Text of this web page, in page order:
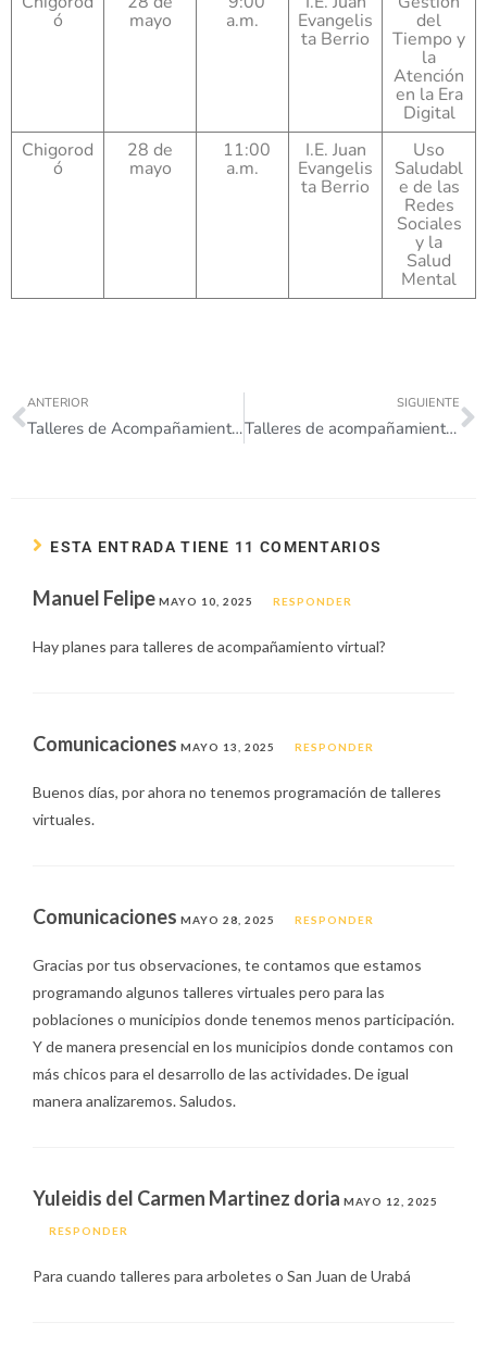
ó mayo a.m. Evangelis
ta Berrio
del
Tiempo y
la
Atención
en la Era
Digital
Chigorod
ó
28 de
mayo
11:00
a.m.
I.E. Juan
Evangelis
ta Berrio
Uso
Saludabl
e de las
Redes
Sociales
y la
Salud
Mental
ANTERIOR
Talleres de Acompañamiento abril
SIGUIENTE
Talleres de acompañamiento junio
ESTA ENTRADA TIENE 11 COMENTARIOS
Manuel Felipe MAYO 10, 2025 RESPONDER
Hay planes para talleres de acompañamiento virtual?
Comunicaciones MAYO 13, 2025 RESPONDER
Buenos días, por ahora no tenemos programación de talleres
virtuales.
Comunicaciones MAYO 28, 2025 RESPONDER
Gracias por tus observaciones, te contamos que estamos
programando algunos talleres virtuales pero para las
poblaciones o municipios donde tenemos menos participación.
Y de manera presencial en los municipios donde contamos con
más chicos para el desarrollo de las actividades. De igual
manera analizaremos. Saludos.
Yuleidis del Carmen Martinez doria MAYO 12, 2025
RESPONDER
Para cuando talleres para arboletes o San Juan de Urabá